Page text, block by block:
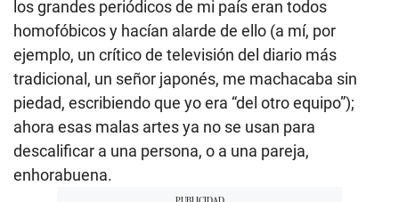
los grandes periódicos de mi país eran todos
homofóbicos y hacían alarde de ello (a mí, por
ejemplo, un crítico de televisión del diario más
tradicional, un señor japonés, me machacaba sin
piedad, escribiendo que yo era “del otro equipo”);
ahora esas malas artes ya no se usan para
descalificar a una persona, o a una pareja,
enhorabuena.